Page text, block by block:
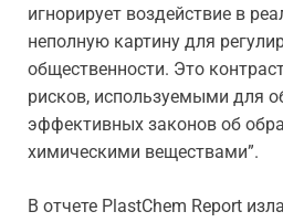
игнорирует воздействие в
неполную картину для
общественности. Это
рисков, используемыми для
эффективных законов об
химическими веществами”.
В отчете PlastChem Report